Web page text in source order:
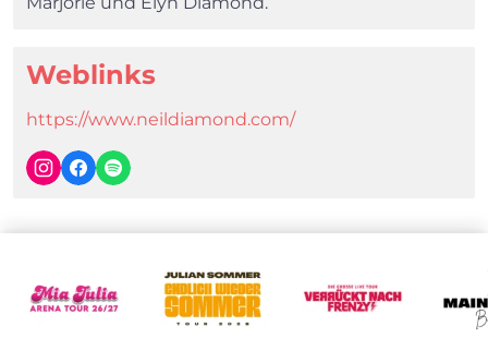
Weblinks
https://www.neildiamond.com/